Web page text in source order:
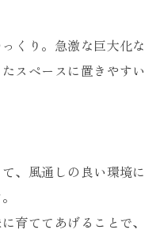
くり。急激な巨大化な
スペースに置きやすい
、風通しの良い環境に
育ててあげることで、